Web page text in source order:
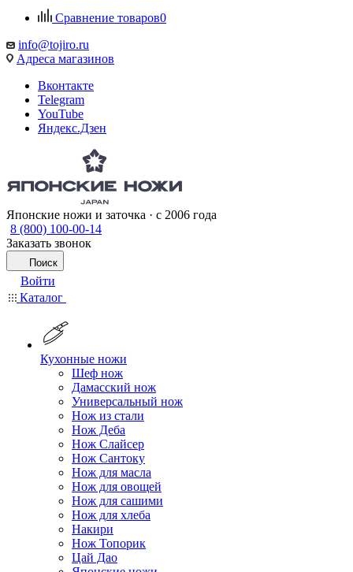
Сравнение товаров0
info@tojiro.ru
Адреса магазинов
Вконтакте
Telegram
YouTube
Яндекс.Дзен
Японские ножи и заточка · с 2006 года
8 (800) 100-00-14
Заказать звонок
Поиск
Войти
Каталог
Кухонные ножи
Шеф нож
Дамасский нож
Универсальный нож
Нож из стали
Нож Деба
Нож Слайсер
Нож Сантоку
Нож для масла
Нож для овощей
Нож для сашими
Нож для хлеба
Накири
Нож Топорик
Цай Дао